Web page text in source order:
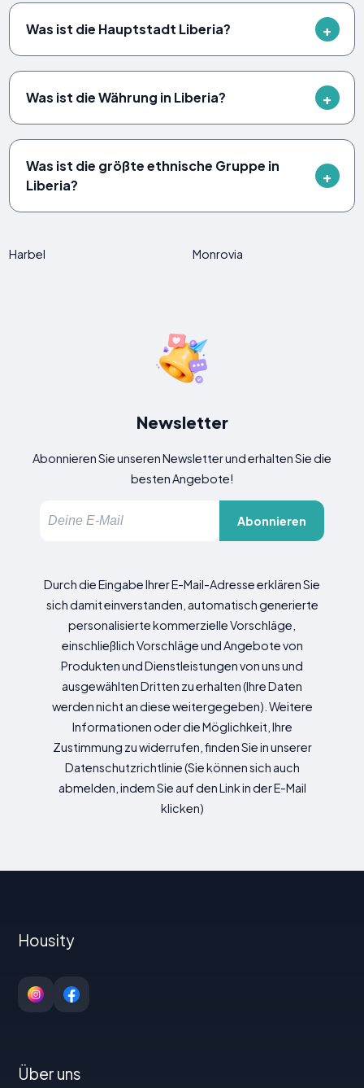
Was ist die Hauptstadt Liberia?
Was ist die Währung in Liberia?
Was ist die größte ethnische Gruppe in
Liberia?
Harbel Monrovia
Newsletter
Abonnieren Sie unseren Newsletter und erhalten Sie die
besten Angebote!
Abonnieren
Durch die Eingabe Ihrer E-Mail-Adresse erklären Sie
sich damit einverstanden, automatisch generierte
personalisierte kommerzielle Vorschläge,
einschließlich Vorschläge und Angebote von
Produkten und Dienstleistungen von uns und
ausgewählten Dritten zu erhalten (Ihre Daten
werden nicht an diese weitergegeben). Weitere
Informationen oder die Möglichkeit, Ihre
Zustimmung zu widerrufen, finden Sie in unserer
Datenschutzrichtlinie (Sie können sich auch
abmelden, indem Sie auf den Link in der E-Mail
klicken)
Housity
Über uns